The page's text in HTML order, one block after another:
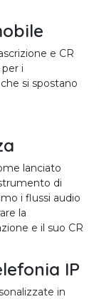
e CR
i
si spostano
lanciato
di
i flussi audio
la
e il suo CR
IP
in